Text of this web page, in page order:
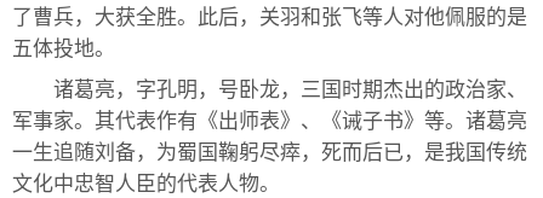
了曹兵，大获全胜。此后，关羽和张飞等人对他佩服的是
五体投地。
诸葛亮，字孔明，号卧龙，三国时期杰出的政治家、
军事家。其代表作有《出师表》、《诫子书》等。诸葛亮
一生追随刘备，为蜀国鞠躬尽瘁，死而后已，是我国传统
文化中忠智人臣的代表人物。